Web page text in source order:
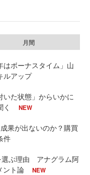
月間
はボーナスタイム」山
ルアップ
た状態」からいかに
NEW
果が出ないのか？購買
件
選ぶ理由 アナグラム阿
ント論
NEW